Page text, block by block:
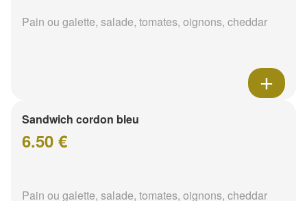
Pain ou galette, salade, tomates, oignons, cheddar
Sandwich cordon bleu
6.50 €
Pain ou galette, salade, tomates, oignons, cheddar